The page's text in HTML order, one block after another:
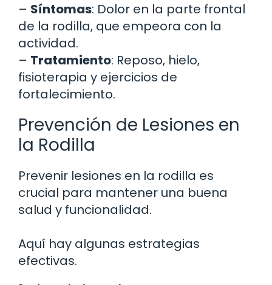
– Síntomas: Dolor en la parte frontal
de la rodilla, que empeora con la
actividad.
– Tratamiento: Reposo, hielo,
fisioterapia y ejercicios de
fortalecimiento.
Prevención de Lesiones en
la Rodilla
Prevenir lesiones en la rodilla es
crucial para mantener una buena
salud y funcionalidad.
Aquí hay algunas estrategias
efectivas.